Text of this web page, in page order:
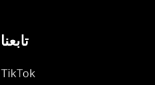
تابعنا
TikTok